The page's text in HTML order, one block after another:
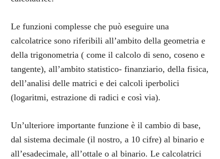
Le funzioni complesse che può eseguire una
calcolatrice sono riferibili all’ambito della geometria e
della trigonometria ( come il calcolo di seno, coseno e
tangente), all’ambito statistico- finanziario, della fisica,
dell’analisi delle matrici e dei calcoli iperbolici
(logaritmi, estrazione di radici e così via).
Un’ulteriore importante funzione è il cambio di base,
dal sistema decimale (il nostro, a 10 cifre) al binario e
all’esadecimale, all’ottale o al binario. Le calcolatrici